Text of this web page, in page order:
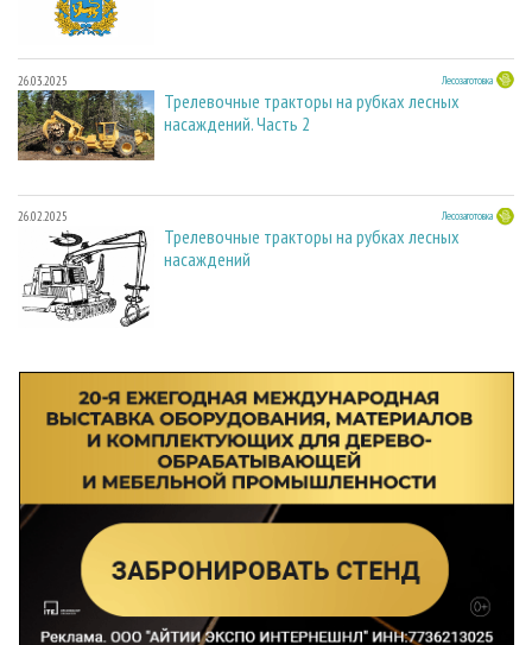
26.03.2025 Лесозаготовка
Трелевочные тракторы на рубках лесных
насаждений. Часть 2
26.02.2025 Лесозаготовка
Трелевочные тракторы на рубках лесных
насаждений